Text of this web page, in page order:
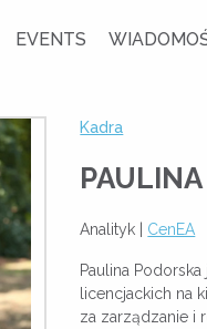
EVENTS
Kadra
Analityk | CenEA
Paulina
licencjackich na
za zarządzanie i